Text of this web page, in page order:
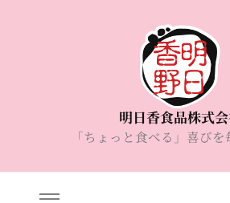
明日香食品株式
「ちょっと食べる」喜び